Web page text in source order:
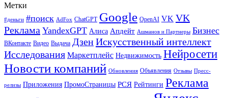
Метки
#деньги #поиск AdFox ChatGPT Google OpenAI VK VK
Реклама YandexGPT Алиса Апдейт Ашманов и Партнеры Бизнес
ВКонтакте Видео Выдача ДзенИскусственный интеллект
Исследования Маркетплейс Недвижимость Нейросети
Новости компаний Обновления Объявления Отзывы Пресс-
релизы Приложения ПромоСтраницы РСЯ Рейтинги Реклама